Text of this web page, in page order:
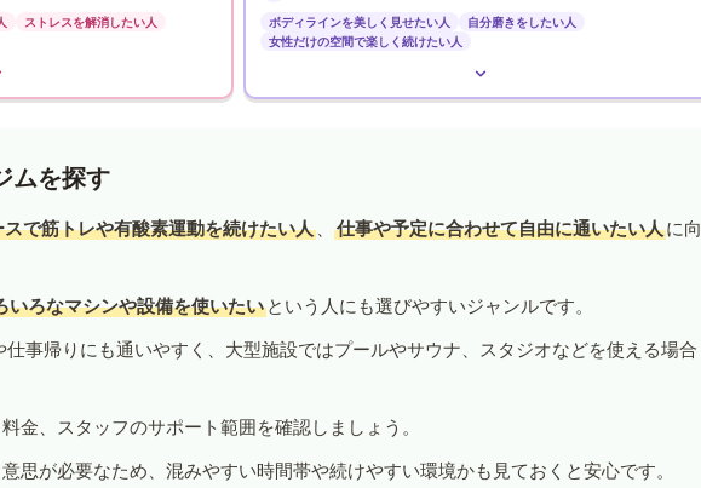
ストレスを解消したい人 ボディラインを美しく見せたい人
自分磨きをしたい人
女性だけの空間で楽しく続けたい人
ムを探す
で筋トレや有酸素運動を続けたい人 、 仕事や予定に合わせて自由に通いたい人に向
いろなマシンや設備を使いたい という人にも選びやすいジャンルです。
事帰りにも通いやすく、大型施設ではプールやサウナ、スタジオなどを使える場合
金、スタッフのサポート範囲を確認しましょう。
思が必要なため、混みやすい時間帯や続けやすい環境かも見ておくと安心です。